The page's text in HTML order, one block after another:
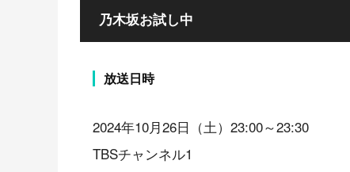
乃木坂お試し中
放送日時
2024年10月26日（土）23:00～23:30
TBSチャンネル1